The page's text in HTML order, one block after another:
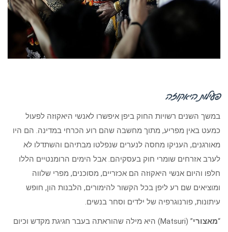
פעילות היאקוזה
במשך השנים רשויות החוק ביפן איפשרו לאנשי היאקוזה לפעול
כמעט באין מפריע, מתוך מחשבה שהם רוע הכרחי במדינה. הם היו
מאורגנים, העניקו מחסה לנערים שנפלטו מבתיהם והשתדלו לא
לערב אזרחים שומרי חוק בעסקיהם. אבל הימים הרומנטיים הללו
חלפו והיום אנשי היאקוזה הם אכזריים, מסוכנים, מפרי שלווה
ומוציאים שם רע ליפן בכל הקשור להימורים, הלבנות הון, חופש
עיתונות, פורנוגרפיה של ילדים וסחר בנשים.
“מאצורי
” (Matsuri) היא מילה שהוראתה בעבר חגיגת מקדש וכיום